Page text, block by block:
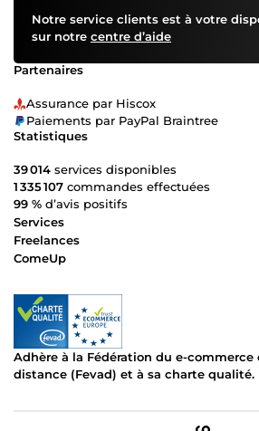
Notre service clients est à votre
sur notre centre d’aide
Partenaires
Assurance par Hiscox
Paiements par PayPal Braintree
Statistiques
39 014 services disponibles
1 335 107 commandes effectuées
99 % d’avis positifs
Services
Freelances
ComeUp
Adhère à la Fédération du e-commerce
distance (Fevad) et à sa charte qualité.